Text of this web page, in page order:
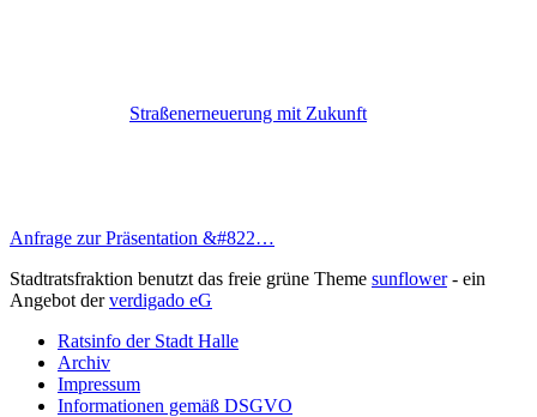
Straßenerneuerung mit Zukunft
Anfrage zur Präsentation &#822…
Stadtratsfraktion benutzt das freie grüne Theme sunflower‐ ein
Angebot derverdigado eG
Ratsinfo der Stadt Halle
Archiv
Impressum
Informationen gemäß DSGVO